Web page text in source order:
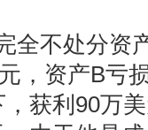
全不处分资
，资产B亏
获利90万